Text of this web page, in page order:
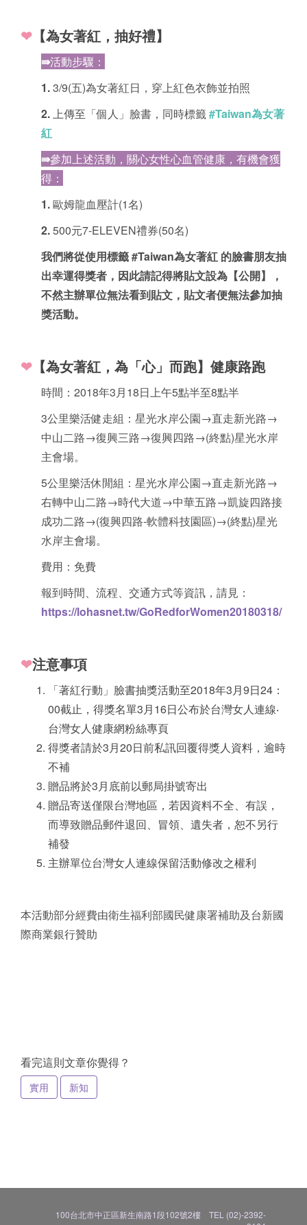
❤ 【為女著紅，抽好禮】
⇛活動步驟：
1.3/9(五)為女著紅日，穿上紅色衣飾並拍照
2.上傳至「個人」臉書，同時標籤#Taiwan為女著
紅
⇛參加上述活動，關心女性心血管健康，有機會獲
得：
1.歐姆龍血壓計(1名)
2.500元7-ELEVEN禮券(50名)
我們將從使用標籤 #Taiwan為女著紅 的臉書朋友抽
出幸運得獎者，因此請記得將貼文設為【公開】，
不然主辦單位無法看到貼文，貼文者便無法參加抽
獎活動。
❤ 【為女著紅，為「心」而跑】健康路跑
時間：2018年3月18日上午5點半至8點半
3公里樂活健走組：星光水岸公園→直走新光路→
中山二路→復興三路→復興四路→(終點)星光水岸
主會場。
5公里樂活休閒組：星光水岸公園→直走新光路→
右轉中山二路→時代大道→中華五路→凱旋四路接
成功二路→(復興四路-軟體科技園區)→(終點)星光
水岸主會場。
費用：免費
報到時間、流程、交通方式等資訊，請見：
https://lohasnet.tw/GoRedforWomen20180318/
❤注意事項
「著紅行動」臉書抽獎活動至2018年3月9日24：
00截止，得獎名單3月16日公布於台灣女人連線‧
台灣女人健康網粉絲專頁
得獎者請於3月20日前私訊回覆得獎人資料，逾時
不補
贈品將於3月底前以郵局掛號寄出
贈品寄送僅限台灣地區，若因資料不全、有誤，
而導致贈品郵件退回、冒領、遺失者，恕不另行
補發
主辦單位台灣女人連線保留活動修改之權利
本活動部分經費由衛生福利部國民健康署補助及台新國
際商業銀行贊助
看完這則文章你覺得？
實用 新知
100台北市中正區新生南路1段102號2樓 TEL (02)-2392-